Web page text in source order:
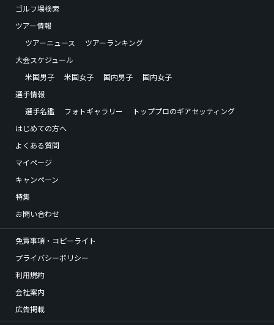
ゴルフ場検索
ツアー情報
ツアーニュース
ツアーランキング
大会スケジュール
米国男子
米国女子 国内男子
国内女子
選手情報
選手名鑑
フォトギャラリー
トッププロのギアセッティング
はじめての方へ
よくある質問
マイページ
キャンペーン
特集
お問い合わせ
免責事項・コピーライト
プライバシーポリシー
利用規約
会社案内
広告掲載